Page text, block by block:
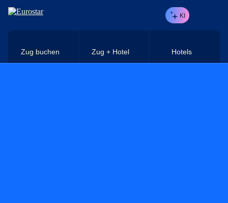
Direkt zum Hauptinhalt
KI
Zug buchen Zug + Hotel Hotels